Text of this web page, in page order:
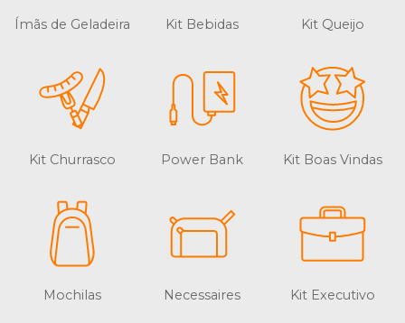
Ímãs de Geladeira Kit Bebidas Kit Queijo
Kit Churrasco Power Bank Kit Boas Vindas
Mochilas Necessaires Kit Executivo